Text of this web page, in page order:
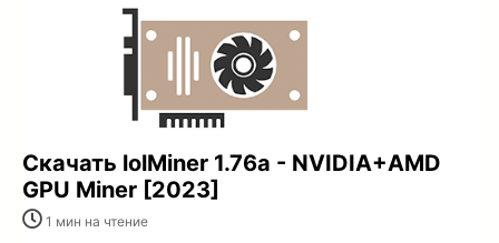
Скачать lolMiner 1.76a - NVIDIA+AMD
GPU Miner [2023]
1 мин на чтение